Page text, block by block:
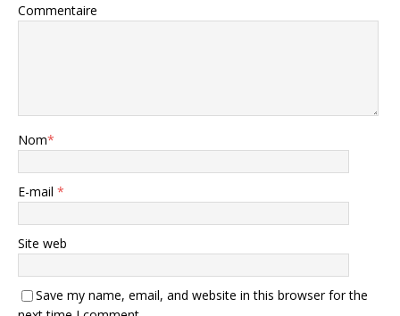
Commentaire
Nom*
E-mail *
Site web
Save my name, email, and website in this browser for the